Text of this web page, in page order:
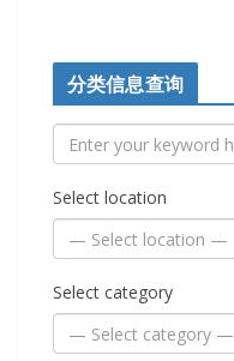
分类信息查询
Select location
Select category